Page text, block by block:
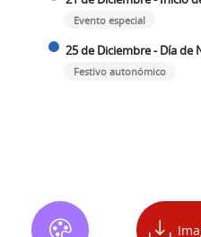
Evento especial
25 de Diciembre - Día de
Festivo autonómico